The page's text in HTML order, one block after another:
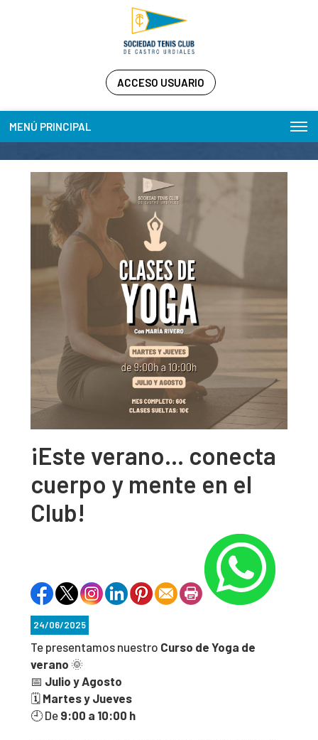
ACCESO USUARIO
MENÚ PRINCIPAL
¡Este verano… conecta
cuerpo y mente en el
Club!
24/06/2025
Te presentamos nuestro Curso de Yoga de
verano 🌞
📅 Julio y Agosto
🗓️ Martes y Jueves
🕘 De 9:00 a 10:00 h